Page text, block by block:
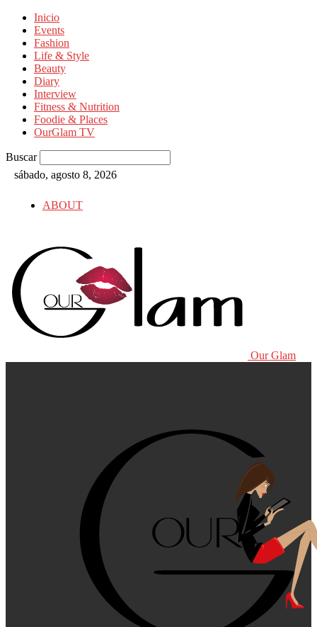
Inicio
Events
Fashion
Life & Style
Beauty
Diary
Interview
Fitness & Nutrition
Foodie & Places
OurGlam TV
Buscar
sábado, agosto 8, 2026
ABOUT
Our Glam